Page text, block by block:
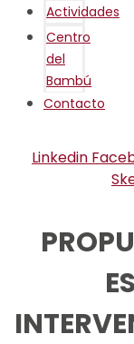
Actividades
Centro
del
Bambú
Contacto
Linkedin